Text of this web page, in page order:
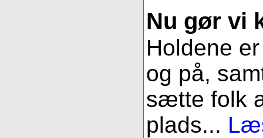
Nu gør vi
Holdene
og på,
sætte folk
plads...